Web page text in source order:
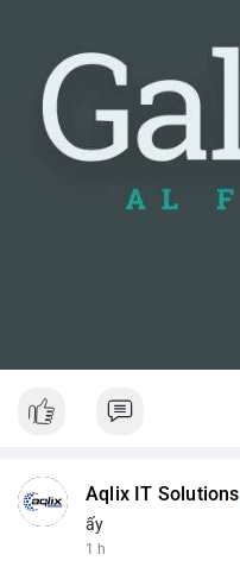
Aqlix IT Solutions
ấy
1 h